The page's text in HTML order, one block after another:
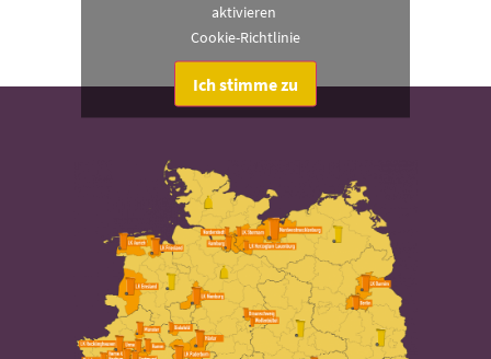
aktivieren
Cookie-Richtlinie
Ich stimme zu